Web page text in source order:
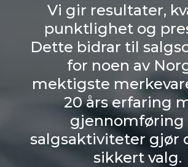
Vi gir resultater,
punktlighet og
Dette bidrar til
for noen av
mektigste
20 års erfaring
gjennomføring
salgsaktiviteter gjør
sikkert valg.